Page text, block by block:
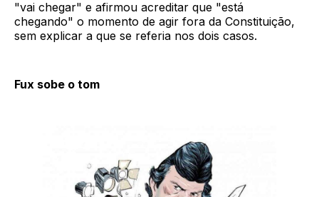
"vai chegar" e afirmou acreditar que "está
chegando" o momento de agir fora da Constituição,
sem explicar a que se referia nos dois casos.
Fux sobe o tom